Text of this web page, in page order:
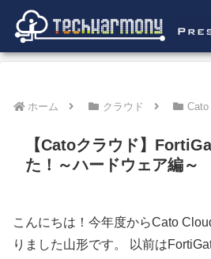
ホーム クラウド Cato
【Catoクラウド】
た！～ハードウェア編～
こんにちは！今年度からCato
りました山形です。 以前は